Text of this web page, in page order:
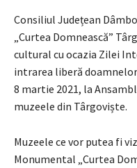
Consiliul Județean
„Curtea Domnească”
cultural cu ocazia Zilei
intrarea liberă
8 martie 2021, la
muzeele din Târgoviște.
Muzeele ce vor putea fi
Monumental „Curtea